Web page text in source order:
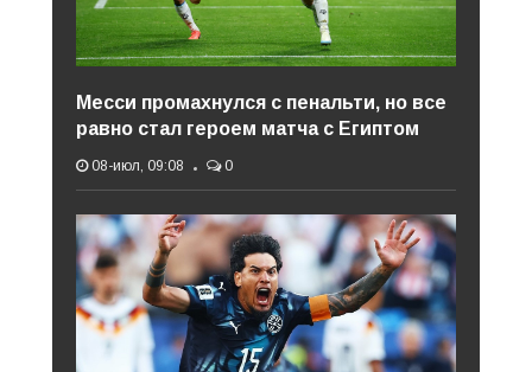
Месси промахнулся с пенальти, но все
равно стал героем матча с Египтом
08-июл, 09:08 0